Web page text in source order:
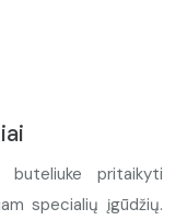
buteliuke pritaikyti
specialių įgūdžių.